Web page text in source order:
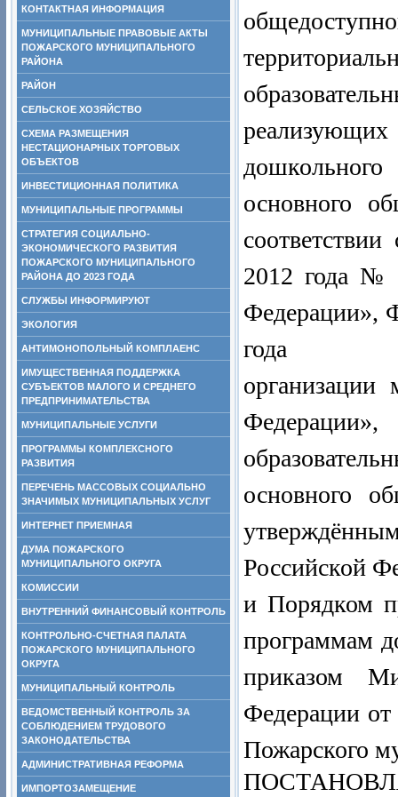
КОНТАКТНАЯ ИНФОРМАЦИЯ
МУНИЦИПАЛЬНЫЕ ПРАВОВЫЕ АКТЫ
ПОЖАРСКОГО МУНИЦИПАЛЬНОГО
РАЙОНА
РАЙОН
СЕЛЬСКОЕ ХОЗЯЙСТВО
СХЕМА РАЗМЕЩЕНИЯ
НЕСТАЦИОНАРНЫХ ТОРГОВЫХ
ОБЪЕКТОВ
ИНВЕСТИЦИОННАЯ ПОЛИТИКА
МУНИЦИПАЛЬНЫЕ ПРОГРАММЫ
СТРАТЕГИЯ СОЦИАЛЬНО-
ЭКОНОМИЧЕСКОГО РАЗВИТИЯ
ПОЖАРСКОГО МУНИЦИПАЛЬНОГО
РАЙОНА ДО 2023 ГОДА
СЛУЖБЫ ИНФОРМИРУЮТ
ЭКОЛОГИЯ
АНТИМОНОПОЛЬНЫЙ КОМПЛАЕНС
ИМУЩЕСТВЕННАЯ ПОДДЕРЖКА
СУБЪЕКТОВ МАЛОГО И СРЕДНЕГО
ПРЕДПРИНИМАТЕЛЬСТВА
МУНИЦИПАЛЬНЫЕ УСЛУГИ
ПРОГРАММЫ КОМПЛЕКСНОГО
РАЗВИТИЯ
ПЕРЕЧЕНЬ МАССОВЫХ СОЦИАЛЬНО
ЗНАЧИМЫХ МУНИЦИПАЛЬНЫХ УСЛУГ
ИНТЕРНЕТ ПРИЕМНАЯ
ДУМА ПОЖАРСКОГО
МУНИЦИПАЛЬНОГО ОКРУГА
КОМИССИИ
ВНУТРЕННИЙ ФИНАНСОВЫЙ КОНТРОЛЬ
КОНТРОЛЬНО-СЧЕТНАЯ ПАЛАТА
ПОЖАРСКОГО МУНИЦИПАЛЬНОГО
ОКРУГА
МУНИЦИПАЛЬНЫЙ КОНТРОЛЬ
ВЕДОМСТВЕННЫЙ КОНТРОЛЬ ЗА
СОБЛЮДЕНИЕМ ТРУДОВОГО
ЗАКОНОДАТЕЛЬСТВА
АДМИНИСТРАТИВНАЯ РЕФОРМА
ИМПОРТОЗАМЕЩЕНИЕ
основного
2012 года №
Федерации»,
года №
организации
основного
Российской
и Порядком
программам
приказом
Федерации
Пожарского